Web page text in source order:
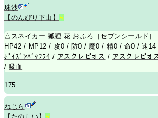
珠沙
【のんびり下山】
R
△ スネイカー 狐狸 花 おふろ ［ セブンシールド ］
HP42 / MP12 / 攻0 / 防0 / 魔0 / 精0 / 命0 / 速14
ﾎﾟｲｽﾞﾝﾊﾞﾀﾌﾗｲ / アスクレピオス / アスクレピオ
/吸血
175
ねじら